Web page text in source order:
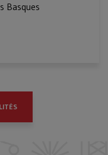
Basques